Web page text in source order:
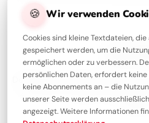
🍪 Wir verwenden
Cookies sind kleine Textdateien,
gespeichert werden, um die
ermöglichen oder zu verbessern.
persönlichen Daten, erfordert
keine Abonnements an – die
unserer Seite werden
angezeigt. Weitere Informationen
Über
Debilder ist deine Plattform für
zum Teilen. Entdecke unsere